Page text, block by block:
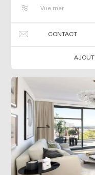
Vue mer
CONTACT